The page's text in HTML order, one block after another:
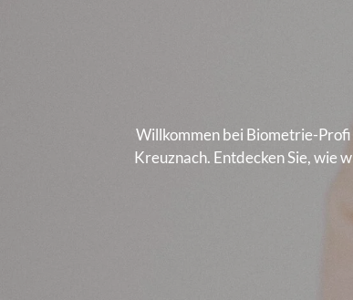
Willkommen bei Biometrie-
Kreuznach. Entdecken Sie, wie